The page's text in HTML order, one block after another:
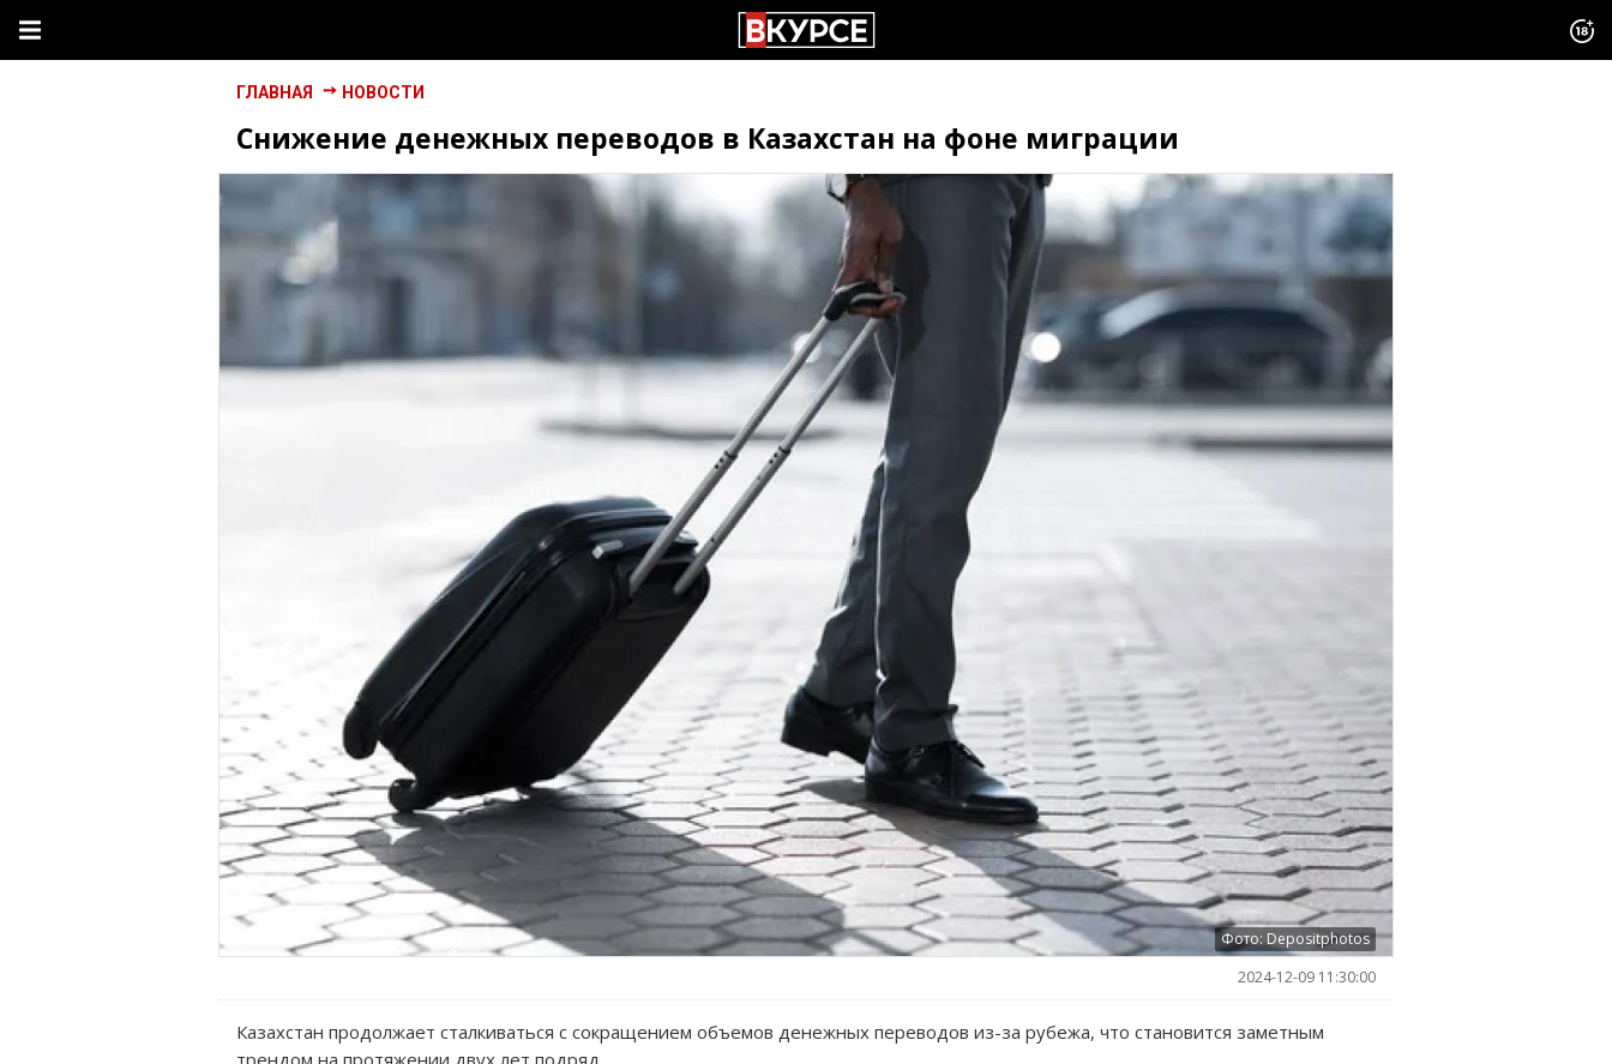
ГЛАВНАЯ НОВОСТИ
Снижение денежных переводов в Казахстан на фоне миграции
Фото: Depositphotos
2024-12-09 11:30:00
Казахстан продолжает сталкиваться с сокращением объемов денежных переводов из-за рубежа, что становится заметным
трендом на протяжении двух лет подряд.